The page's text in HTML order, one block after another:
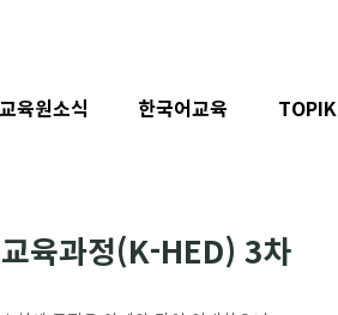
육과정(K-HED) 3차
교육원소식 한국어교육 TOPIK